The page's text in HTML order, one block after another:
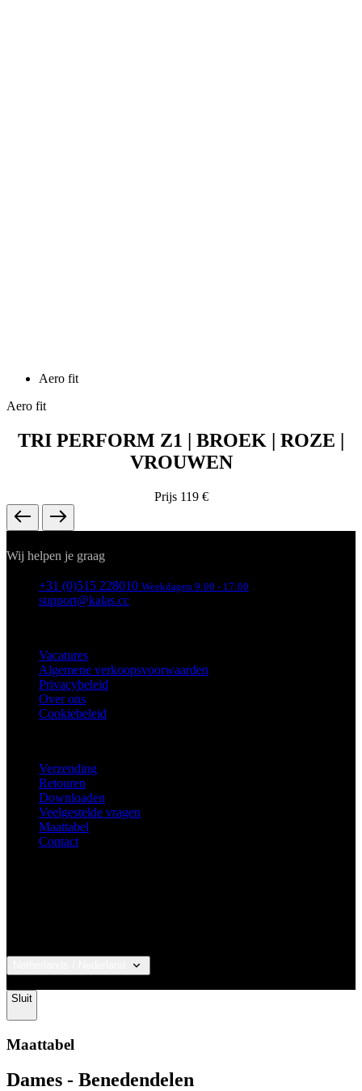
Aero fit
Aero fit
TRI PERFORM Z1 | BROEK | ROZE |
VROUWEN
Prijs119 €
Wij helpen je graag
+31 (0)515 228010 Weekdagen 9:00 - 17:00
support@kalas.cc
Vacatures
Algemene verkoopsvoorwaarden
Privacybeleid
Over ons
Cookiebeleid
Verzending
Retouren
Downloaden
Veelgestelde vragen
Maattabel
Contact
Sluit
Maattabel
Dames - Benedendelen